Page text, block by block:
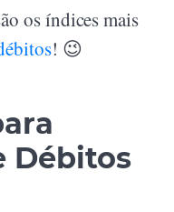
os índices mais
! 😉
Débitos